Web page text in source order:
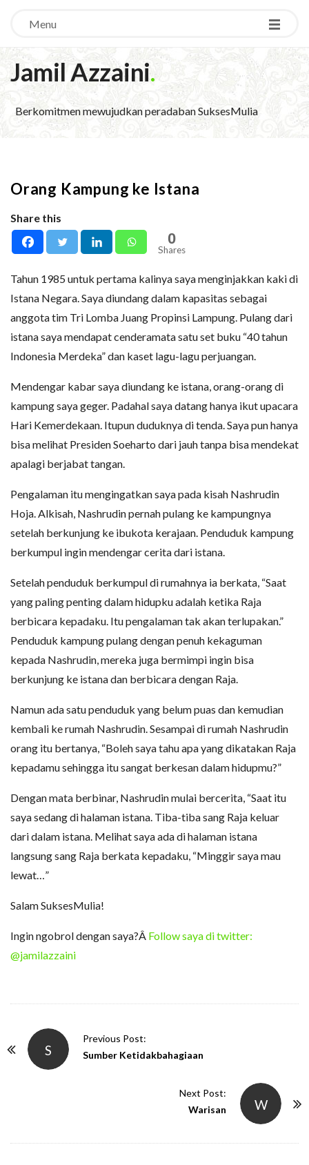
Menu
Jamil Azzaini.
Berkomitmen mewujudkan peradaban SuksesMulia
Orang Kampung ke Istana
Share this
0
Shares
Tahun 1985 untuk pertama kalinya saya menginjakkan kaki di
Istana Negara. Saya diundang dalam kapasitas sebagai
anggota tim Tri Lomba Juang Propinsi Lampung. Pulang dari
istana saya mendapat cenderamata satu set buku “40 tahun
Indonesia Merdeka” dan kaset lagu-lagu perjuangan.
Mendengar kabar saya diundang ke istana, orang-orang di
kampung saya geger. Padahal saya datang hanya ikut upacara
Hari Kemerdekaan. Itupun duduknya di tenda. Saya pun hanya
bisa melihat Presiden Soeharto dari jauh tanpa bisa mendekat
apalagi berjabat tangan.
Pengalaman itu mengingatkan saya pada kisah Nashrudin
Hoja. Alkisah, Nashrudin pernah pulang ke kampungnya
setelah berkunjung ke ibukota kerajaan. Penduduk kampung
berkumpul ingin mendengar cerita dari istana.
Setelah penduduk berkumpul di rumahnya ia berkata, “Saat
yang paling penting dalam hidupku adalah ketika Raja
berbicara kepadaku. Itu pengalaman tak akan terlupakan.”
Penduduk kampung pulang dengan penuh kekaguman
kepada Nashrudin, mereka juga bermimpi ingin bisa
berkunjung ke istana dan berbicara dengan Raja.
Namun ada satu penduduk yang belum puas dan kemudian
kembali ke rumah Nashrudin. Sesampai di rumah Nashrudin
orang itu bertanya, “Boleh saya tahu apa yang dikatakan Raja
kepadamu sehingga itu sangat berkesan dalam hidupmu?”
Dengan mata berbinar, Nashrudin mulai bercerita, “Saat itu
saya sedang di halaman istana. Tiba-tiba sang Raja keluar
dari dalam istana. Melihat saya ada di halaman istana
langsung sang Raja berkata kepadaku, “Minggir saya mau
lewat…”
Salam SuksesMulia!
Ingin ngobrol dengan saya?Â Follow saya di twitter:
@jamilazzaini
S
Previous Post:
Sumber Ketidakbahagiaan
W
Next Post:
Warisan